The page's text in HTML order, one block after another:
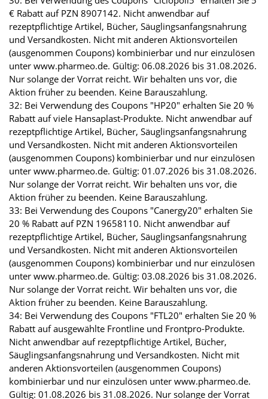
€ Rabatt auf PZN 8907142. Nicht anwendbar auf
rezeptpflichtige Artikel, Bücher, Säuglingsanfangsnahrung
und Versandkosten. Nicht mit anderen Aktionsvorteilen
(ausgenommen Coupons) kombinierbar und nur einzulösen
unter www.pharmeo.de. Gültig: 06.08.2026 bis 31.08.2026.
Nur solange der Vorrat reicht. Wir behalten uns vor, die
Aktion früher zu beenden. Keine Barauszahlung.
32: Bei Verwendung des Coupons "HP20" erhalten Sie 20 %
Rabatt auf viele Hansaplast-Produkte. Nicht anwendbar auf
rezeptpflichtige Artikel, Bücher, Säuglingsanfangsnahrung
und Versandkosten. Nicht mit anderen Aktionsvorteilen
(ausgenommen Coupons) kombinierbar und nur einzulösen
unter www.pharmeo.de. Gültig: 01.07.2026 bis 31.08.2026.
Nur solange der Vorrat reicht. Wir behalten uns vor, die
Aktion früher zu beenden. Keine Barauszahlung.
33: Bei Verwendung des Coupons "Canergy20" erhalten Sie
20 % Rabatt auf PZN 19658110. Nicht anwendbar auf
rezeptpflichtige Artikel, Bücher, Säuglingsanfangsnahrung
und Versandkosten. Nicht mit anderen Aktionsvorteilen
(ausgenommen Coupons) kombinierbar und nur einzulösen
unter www.pharmeo.de. Gültig: 03.08.2026 bis 31.08.2026.
Nur solange der Vorrat reicht. Wir behalten uns vor, die
Aktion früher zu beenden. Keine Barauszahlung.
34: Bei Verwendung des Coupons "FTL20" erhalten Sie 20 %
Rabatt auf ausgewählte Frontline und Frontpro-Produkte.
Nicht anwendbar auf rezeptpflichtige Artikel, Bücher,
Säuglingsanfangsnahrung und Versandkosten. Nicht mit
anderen Aktionsvorteilen (ausgenommen Coupons)
kombinierbar und nur einzulösen unter www.pharmeo.de.
Gültig: 01.08.2026 bis 31.08.2026. Nur solange der Vorrat